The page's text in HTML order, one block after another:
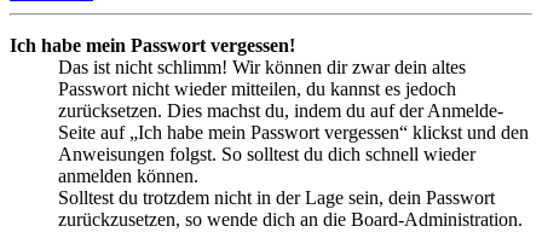
Ich habe mein Passwort vergessen!
Das ist nicht schlimm! Wir können dir zwar dein altes
Passwort nicht wieder mitteilen, du kannst es jedoch
zurücksetzen. Dies machst du, indem du auf der Anmelde-
Seite auf „Ich habe mein Passwort vergessen“ klickst und den
Anweisungen folgst. So solltest du dich schnell wieder
anmelden können.
Solltest du trotzdem nicht in der Lage sein, dein Passwort
zurückzusetzen, so wende dich an die Board-Administration.